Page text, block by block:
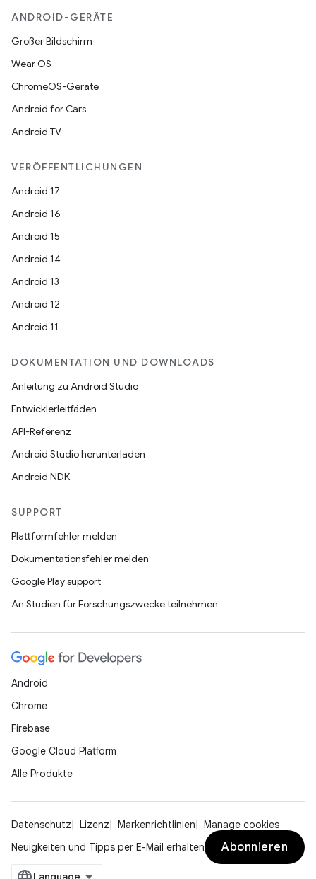
ANDROID-GERÄTE
Großer Bildschirm
Wear OS
ChromeOS-Geräte
Android for Cars
Android TV
VERÖFFENTLICHUNGEN
Android 17
Android 16
Android 15
Android 14
Android 13
Android 12
Android 11
DOKUMENTATION UND DOWNLOADS
Anleitung zu Android Studio
Entwicklerleitfäden
API-Referenz
Android Studio herunterladen
Android NDK
SUPPORT
Plattformfehler melden
Dokumentationsfehler melden
Google Play support
An Studien für Forschungszwecke teilnehmen
Android
Chrome
Firebase
Google Cloud Platform
Alle Produkte
Datenschutz Lizenz Markenrichtlinien
Manage cookies
Neuigkeiten und Tipps per E-Mail erhalten
Abonnieren